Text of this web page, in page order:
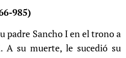
985)
padre Sancho I en el trono a
A su muerte, le sucedió su